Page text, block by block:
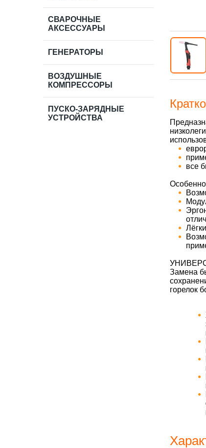
все
Замена
горелок
СВАРОЧНЫЕ
АКСЕССУАРЫ
ГЕНЕРАТОРЫ
ВОЗДУШНЫЕ
КОМПРЕССОРЫ
ПУСКО-ЗАРЯДНЫЕ
УСТРОЙСТВА